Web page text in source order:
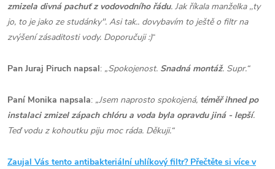
zmizela divná pachuť z vodovodního řádu. Jak říkala manželka ,,ty
jo, to je jako ze studánky". Asi tak.. dovybavím to ještě o filtr na
zvýšení zásaditosti vody. Doporučuji :)“
Pan Juraj Piruch napsal: „Spokojenost. Snadná montáž. Supr.“
Paní Monika napsala: „Jsem naprosto spokojená, téměř ihned po
instalaci zmizel zápach chlóru a voda byla opravdu jiná - lepší.
Teď vodu z kohoutku piju moc ráda. Děkuji.“
Zaujal Vás tento antibakteriální uhlíkový filtr? Přečtěte si více v